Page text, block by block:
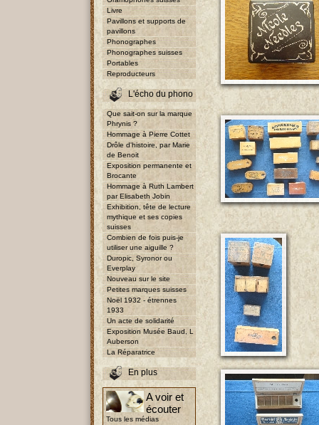
Livre
Pavillons et supports de
pavillons
Phonographes
Phonographes suisses
Portables
Reproducteurs
L'écho du phono
Que sait-on sur la marque
Phrynis ?
Hommage à Pierre Cottet
Drôle d'histoire, par Marie
de Benoit
Exposition permanente et
Brocante
Hommage à Ruth Lambert
par Elisabeth Jobin
Exhibition, tête de lecture
mythique et ses copies
suisses
Combien de fois puis-je
utiliser une aiguille ?
Duropic, Syronor ou
Everplay
Nouveau sur le site
Petites marques suisses
Noël 1932 - étrennes
1933
Un acte de solidarité
Exposition Musée Baud, L
Auberson
La Réparatrice
En plus
A voir et
écouter
Tous les médias